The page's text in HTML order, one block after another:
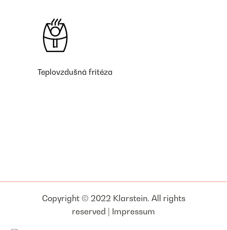
Teplovzdušná fritéza
Copyright © 2022 Klarstein. All rights
reserved | Impressum